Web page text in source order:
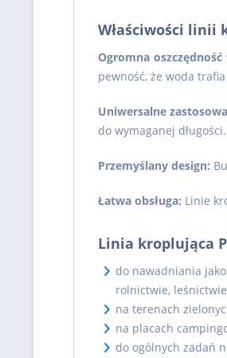
Właściwości linii
Ogromna oszczędność
pewność, że woda
Uniwersalne
do wymaganej
Przemyślany design:
Łatwa obsługa: Linie
Linia kroplująca
do nawadniania
rolnictwie,
na terenach
na placach
do ogólnych zadań